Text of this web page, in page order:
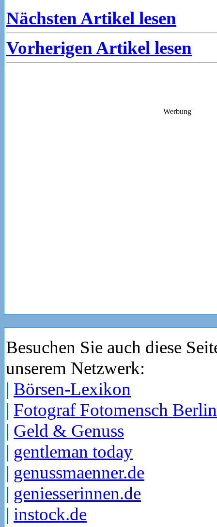
Nächsten Artikel lesen
Vorherigen Artikel lesen
Werbung
Besuchen Sie auch diese
unserem Netzwerk:
| Börsen-Lexikon
| Fotograf Fotomensch Berlin
| Geld & Genuss
| gentleman today
| genussmaenner.de
| geniesserinnen.de
| instock.de